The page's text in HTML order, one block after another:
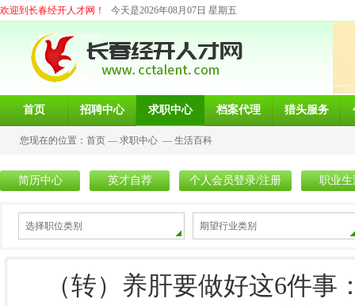
欢迎到长春经开人才网！ 今天是2026年08月07日 星期五
首页 招聘中心 求职中心 档案代理 猎头服务
您现在的位置： 首页 — 求职中心 — 生活百科
简历中心 英才自荐 个人会员登录/注册 职业生
选择职位类别 期望行业类别
（转）养肝要做好这6件